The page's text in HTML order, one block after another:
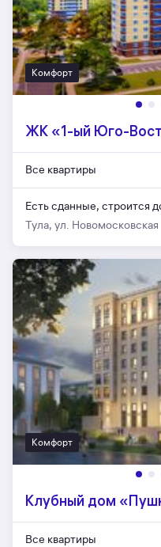
Комфорт
ЖК «1-ый Юго-
Все квартиры
Есть сданные, строится
Тула, ул. Новомосковская
Комфорт
Клубный дом
Все квартиры